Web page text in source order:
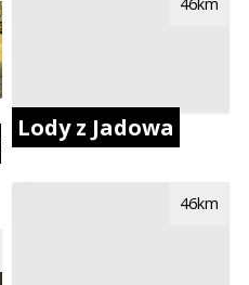
Lody z Jadowa
46km
46km